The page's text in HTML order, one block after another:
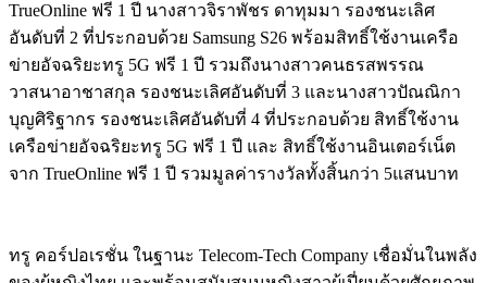
TrueOnline ฟรี 1 ปี นางสาวจิราพัชร ดาทุมมา รองชนะเลิศ
อันดับที่ 2 ที่ประกอบด้วย Samsung S26 พร้อมสิทธิ์ใช้งานเครือ
ข่ายอัจฉริยะทรู 5G ฟรี 1 ปี รวมถึงนางสาวคนธรสพรรณ
วาสนาอาชาสกุล รองชนะเลิศอันดับที่ 3 และนางสาวปัณณิกา
บุญศิริฐากร รองชนะเลิศอันดับที่ 4 ที่ประกอบด้วย สิทธิ์ใช้งาน
เครือข่ายอัจฉริยะทรู 5G ฟรี 1 ปี และ สิทธิ์ใช้งานอินเตอร์เน็ต
จาก TrueOnline ฟรี 1 ปี รวมมูลค่ารางวัลทั้งสิ้นกว่า 5แสนบาท
ทรู คอร์ปอเรชั่น ในฐานะ Telecom-Tech Company เชื่อมั่นในพลัง